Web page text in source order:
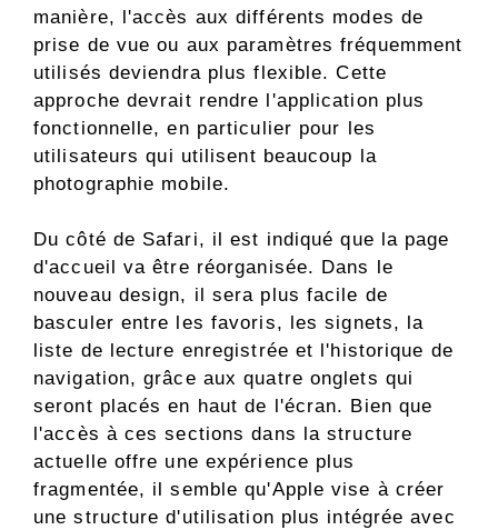
manière, l'accès aux différents modes de
prise de vue ou aux paramètres fréquemment
utilisés deviendra plus flexible. Cette
approche devrait rendre l'application plus
fonctionnelle, en particulier pour les
utilisateurs qui utilisent beaucoup la
photographie mobile.
Du côté de Safari, il est indiqué que la page
d'accueil va être réorganisée. Dans le
nouveau design, il sera plus facile de
basculer entre les favoris, les signets, la
liste de lecture enregistrée et l'historique de
navigation, grâce aux quatre onglets qui
seront placés en haut de l'écran. Bien que
l'accès à ces sections dans la structure
actuelle offre une expérience plus
fragmentée, il semble qu'Apple vise à créer
une structure d'utilisation plus intégrée avec